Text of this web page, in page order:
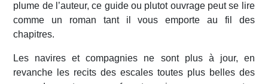
Avis Destinations
Avis Escales
plume de l’auteur, ce guide ou plutot ouvrage peut se lire
comme un roman tant il vous emporte au fil des
chapitres.
Les navires et compagnies ne sont plus à jour, en
revanche les recits des escales toutes plus belles des